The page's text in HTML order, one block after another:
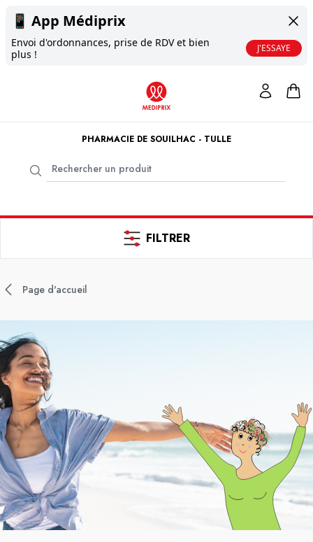
📱 App Médiprix
Envoi d'ordonnances, prise de RDV et bien
plus !
J'ESSAYE
PHARMACIE DE SOUILHAC - TULLE
FILTRER
Page d'accueil